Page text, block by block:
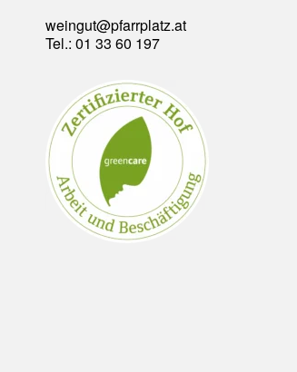
weingut@pfarrplatz.at
Tel.: 01 33 60 197